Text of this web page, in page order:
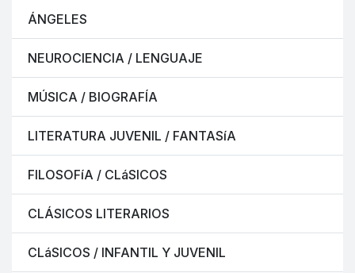
ÁNGELES
NEUROCIENCIA / LENGUAJE
MÚSICA / BIOGRAFÍA
LITERATURA JUVENIL / FANTASíA
FILOSOFíA / CLáSICOS
CLÁSICOS LITERARIOS
CLáSICOS / INFANTIL Y JUVENIL